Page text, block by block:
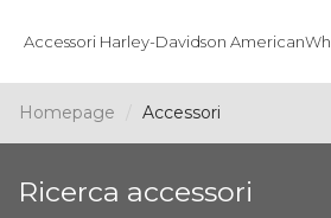
Accessori Harley-Davidson
Homepage Accessori
Ricerca accessori